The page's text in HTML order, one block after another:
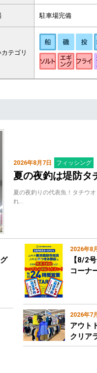
駐車場完備
テゴリ
2026年8月7日 フィッシング
夏の夜釣は堤防タ
夏の夜釣りの代表魚！タチウ
れ…
2026年8
【8/2
コーナ
2026年7
アウト
クリア